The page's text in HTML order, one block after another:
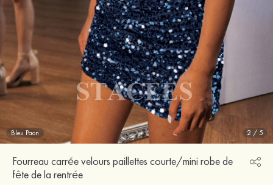
Bleu Paon 2 /5
Fourreau carrée velours paillettes courte/mini robe de
fête de la rentrée